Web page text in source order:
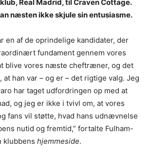
Real Madrid, til Craven Cottage.
næsten ikke skjule sin entusiasme.
en af de oprindelige kandidater, der
fundament gennem vores
blive vores næste cheftræner, og det
han var – og er – det rigtige valg. Jeg
har taget udfordringen op med at
og jeg er ikke i tvivl om, at vores
fans vil støtte, hvad hans udnævnelse
nutid og fremtid,” fortalte Fulham-
klubbens hjemmeside.